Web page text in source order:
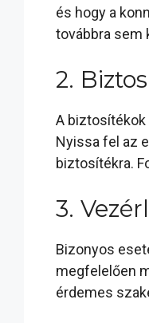
és hogy a
továbbra sem
2.
A biztosítékok
Nyissa fel az
biztosítékra.
3.
Bizonyos
megfelelően
érdemes